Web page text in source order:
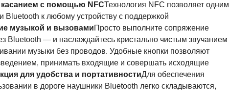
с помощью NFCТехнология NFC позволяет одним
Bluetooth к любому устройству с поддержкой
музыкой и вызовамиПросто выполните сопряжение
Bluetooth — и наслаждайтесь кристально чистым звучанием
музыки без проводов. Удобные кнопки позволяют
принимать входящие и совершать исходящие
для удобства и портативностиДля обеспечения
в дороге наушники Bluetooth легко складываются,